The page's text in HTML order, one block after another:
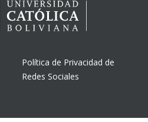
Política de Privacidad de
Redes Sociales